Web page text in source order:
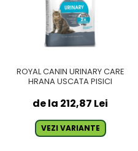
ROYAL CANIN URINARY CARE
HRANA USCATA PISICI
de la 212,87 Lei
VEZI VARIANTE